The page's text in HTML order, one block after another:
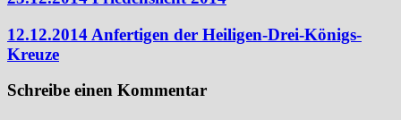
12.12.2014 Anfertigen der Heiligen-Drei-Königs-
Kreuze
Schreibe einen Kommentar